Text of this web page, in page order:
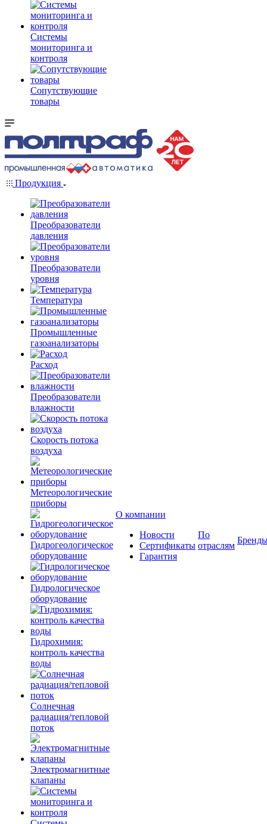
Системы
мониторинга и
контроля
Сопутствующие
товары
Продукция
Преобразователи
давления
Преобразователи
уровня
Температура
Промышленные
газоанализаторы
Расход
Преобразователи
влажности
Скорость потока
воздуха
Метеорологические
приборы
Гидрогеологическое
оборудование
Гидрологическое
оборудование
Гидрохимия:
контроль качества
воды
Солнечная
радиация/тепловой
поток
Электромагнитные
клапаны
О компании
Новости
Сертификаты
Гарантия
По
отраслям